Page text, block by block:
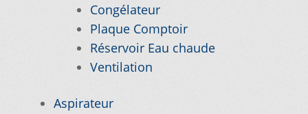
Suivez votre commande
Trucs et astuces
Vous ne trouvez pas la pièce sur notre site…
Congélateur
Plaque Comptoir
Réservoir Eau chaude
Ventilation
Aspirateur